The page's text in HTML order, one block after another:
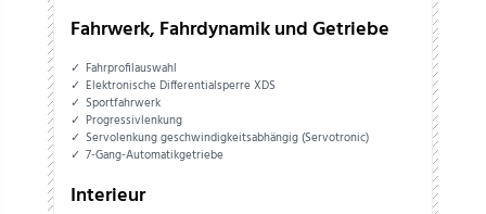
Fahrwerk, Fahrdynamik und Getriebe
Fahrprofilauswahl
Elektronische Differentialsperre XDS
Sportfahrwerk
Progressivlenkung
Servolenkung geschwindigkeitsabhängig (Servotronic)
7-Gang-Automatikgetriebe
Interieur